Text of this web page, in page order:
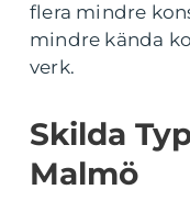
flera mindre
mindre kända
verk.
Skilda
Malmö